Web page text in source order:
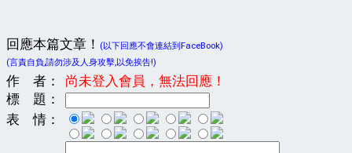
回應本篇文章！
(以下回應不會連結到FaceBook)
(言責自負,請勿涉及人身攻擊,以免挨告!)
作 者：
尚未登入會員，無法回應！
標 題：
表 情：